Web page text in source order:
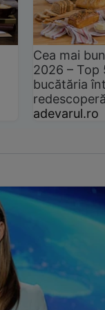
Cea mai
2026 –
bucătăria
adevarul.ro